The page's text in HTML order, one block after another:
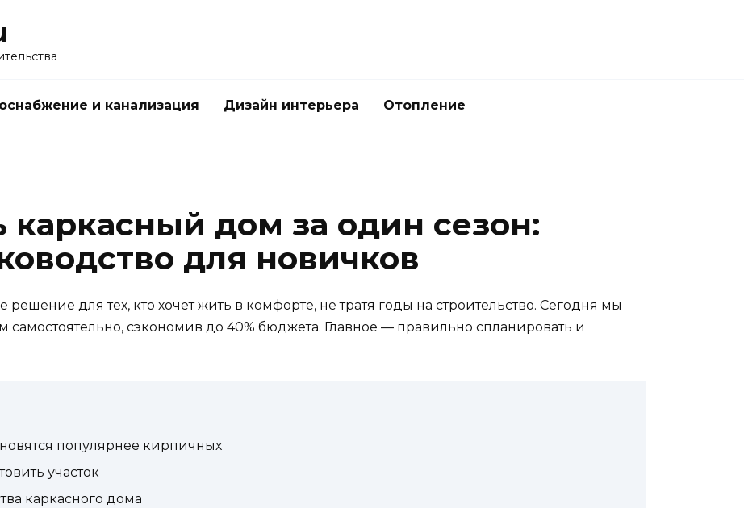
и канализация Дизайн интерьера Отопление
каркасный дом за один сезон:
для новичков
для тех, кто хочет жить в комфорте, не тратя годы на строительство. Сегодня мы
самостоятельно, сэкономив до 40% бюджета. Главное — правильно спланировать и
популярнее кирпичных
участок
каркасного дома